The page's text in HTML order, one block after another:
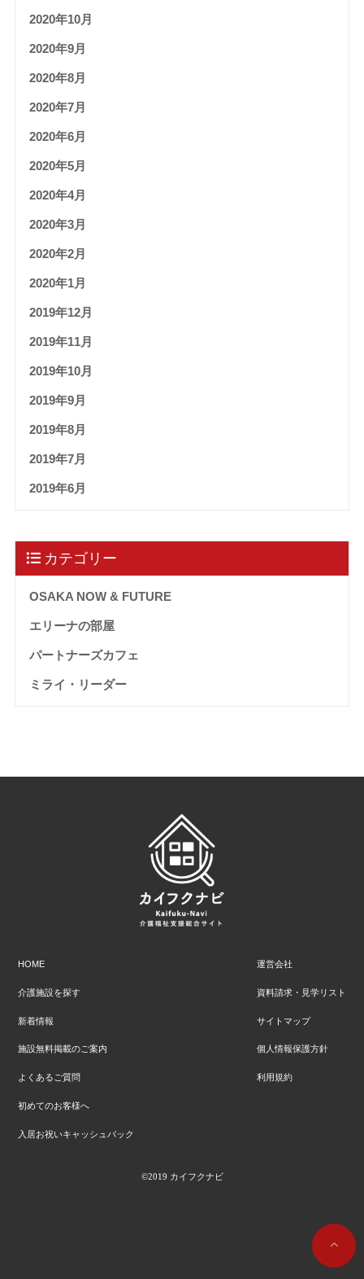
2020年10月
2020年9月
2020年8月
2020年7月
2020年6月
2020年5月
2020年4月
2020年3月
2020年2月
2020年1月
2019年12月
2019年11月
2019年10月
2019年9月
2019年8月
2019年7月
2019年6月
カテゴリー
OSAKA NOW & FUTURE
エリーナの部屋
パートナーズカフェ
ミライ・リーダー
HOME
介護施設を探す
新着情報
施設無料掲載のご案内
よくあるご質問
初めてのお客様へ
入居お祝いキャッシュバック
運営会社
資料請求・見学リスト
サイトマップ
個人情報保護方針
利用規約
©2019 カイフクナビ